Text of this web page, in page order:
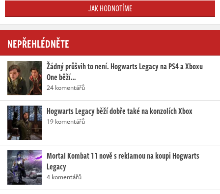
JAK HODNOTÍME
NEPŘEHLÉDNĚTE
Žádný průšvih to není. Hogwarts Legacy na PS4 a Xboxu
One běží…
24 komentářů
Hogwarts Legacy běží dobře také na konzolích Xbox
19 komentářů
Mortal Kombat 11 nově s reklamou na koupi Hogwarts
Legacy
4 komentářů